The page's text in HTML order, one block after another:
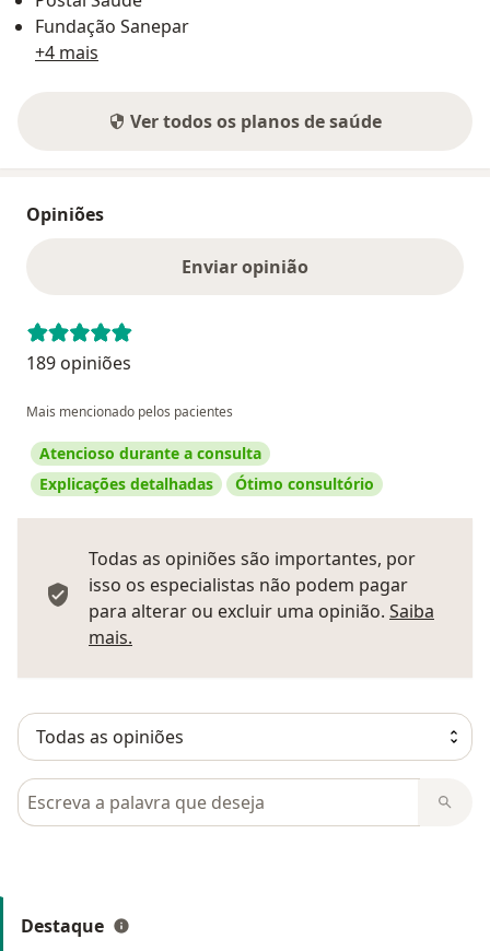
Fundação Sanepar
+4 mais
Ver todos os planos de saúde
Opiniões
Enviar opinião
189 opiniões
Mais mencionado pelos pacientes
Atencioso durante a consulta
Explicações detalhadas
Ótimo consultório
Todas as opiniões são importantes, por
isso os especialistas não podem pagar
para alterar ou excluir uma opinião. Saiba
mais.
Pesquisar em opiniões
Destaque